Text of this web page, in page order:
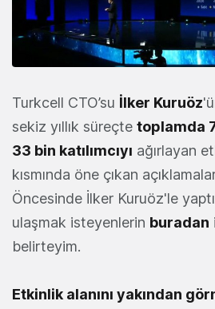
Turkcell CTO’su İlker Kuruöz
sekiz yıllık süreçte toplamda
33 bin katılımcıyı ağırlayan
kısmında öne çıkan
Öncesinde İlker Kuruöz'le
ulaşmak isteyenlerin buradan
belirteyim.
Etkinlik alanını yakından